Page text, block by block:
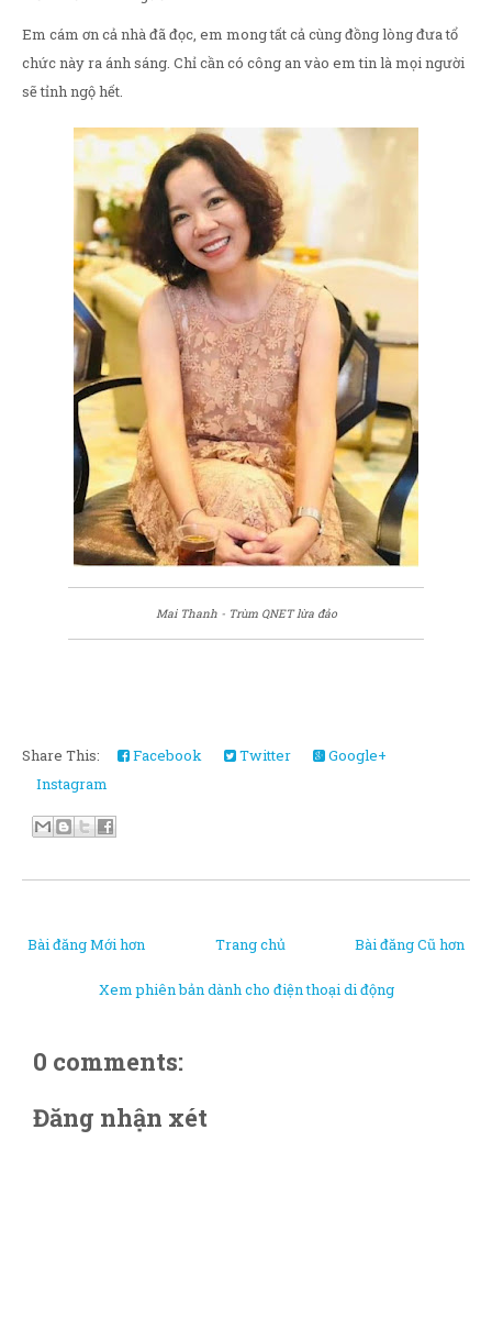
Em cám ơn cả nhà đã đọc, em mong tất cả cùng đồng lòng đưa tổ
chức này ra ánh sáng. Chỉ cần có công an vào em tin là mọi người
sẽ tỉnh ngộ hết.
Mai Thanh - Trùm QNET lừa đảo
Share This: Facebook Twitter
Google+
Instagram
Bài đăng Mới hơn Bài đăng Cũ hơn
Trang chủ
Xem phiên bản dành cho điện thoại di động
0 comments:
Đăng nhận xét